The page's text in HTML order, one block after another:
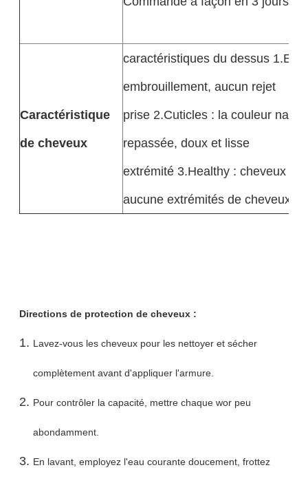
Caractéristique
de cheveux
caractéristiques du dessus
embrouillement, aucun rejet
prise 2.Cuticles : la couleur
repassée, doux et lisse
extrémité 3.Healthy : cheveux
aucune extrémités de cheveux
Directions de protection de cheveux :
Lavez-vous les cheveux pour les nettoyer et sécher
complètement avant d'appliquer l'armure.
Pour contrôler la capacité, mettre chaque wor peu
abondamment.
En lavant, employez l'eau courante doucement, frottez